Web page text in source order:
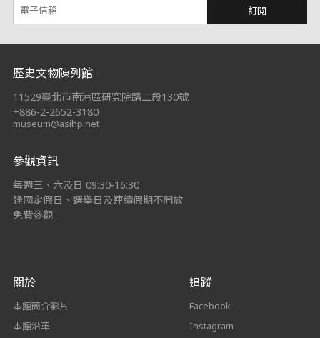
訂閱
:::
歷史文物陳列館
11529臺北市南港區研究院路二段130號
+886-2-2652-3180
museum@asihp.net
參觀資訊
每週三、六及日 09:30-16:30
逢國定假日、選舉日及連續假期不開放
免費參觀
關於
本館簡介影片
本館沿革
追蹤
Facebook
Instagram